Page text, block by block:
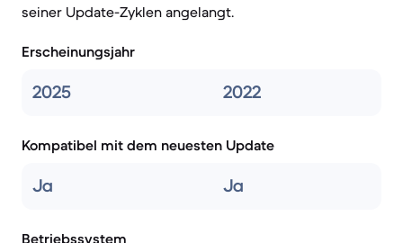
seiner Update-Zyklen angelangt.
Erscheinungsjahr
2025 2022
Kompatibel mit dem neuesten Update
Ja Ja
Betriebssystem